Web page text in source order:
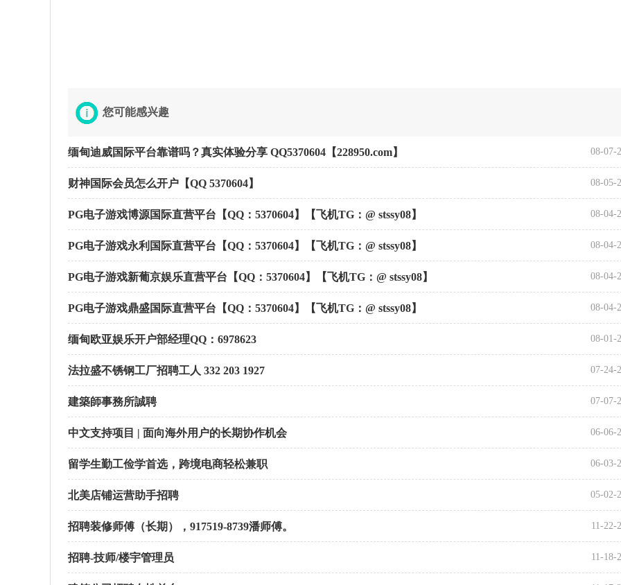
您可能感兴趣
缅甸迪威国际平台靠谱吗？真实体验分享 QQ5370604【228950.com】 08-07-
财神国际会员怎么开户【QQ 5370604】 08-05-
PG电子游戏博源国际直营平台【QQ：5370604】【飞机TG：@ stssy08】 08-04-
PG电子游戏永利国际直营平台【QQ：5370604】【飞机TG：@ stssy08】 08-04-
PG电子游戏新葡京娱乐直营平台【QQ：5370604】【飞机TG：@ stssy08】 08-04-
PG电子游戏鼎盛国际直营平台【QQ：5370604】【飞机TG：@ stssy08】 08-04-
缅甸欧亚娱乐开户部经理QQ：6978623 08-01-
法拉盛不锈钢工厂招聘工人 332 203 1927 07-24-
建築師事務所誠聘 07-07-
中文支持项目 | 面向海外用户的长期协作机会 06-06-
留学生勤工俭学首选，跨境电商轻松兼职 06-03-
北美店铺运营助手招聘 05-02-
招聘装修师傅（长期），917519-8739潘师傅。 11-22-
招聘-技师/楼宇管理员 11-18-